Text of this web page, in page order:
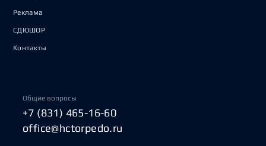
Реклама
СДЮШОР
Контакты
Общие вопросы
+7 (831) 465-16-60
office@hctorpedo.ru